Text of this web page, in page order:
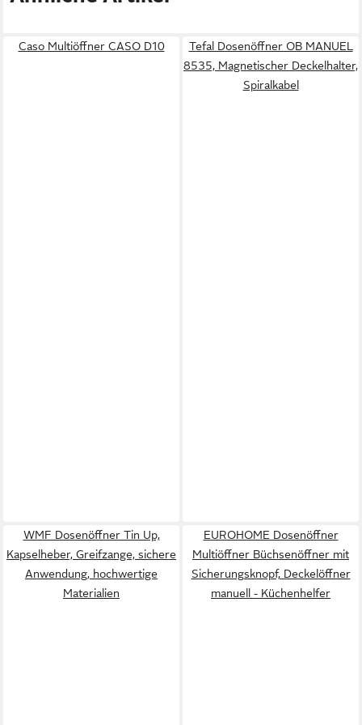
Caso Multiöffner CASO D10
Tefal Dosenöffner OB MANUEL
8535, Magnetischer Deckelhalter,
Spiralkabel
WMF Dosenöffner Tin Up,
Kapselheber, Greifzange, sichere
Anwendung, hochwertige
Materialien
EUROHOME Dosenöffner
Multiöffner Büchsenöffner mit
Sicherungsknopf, Deckelöffner
manuell - Küchenhelfer